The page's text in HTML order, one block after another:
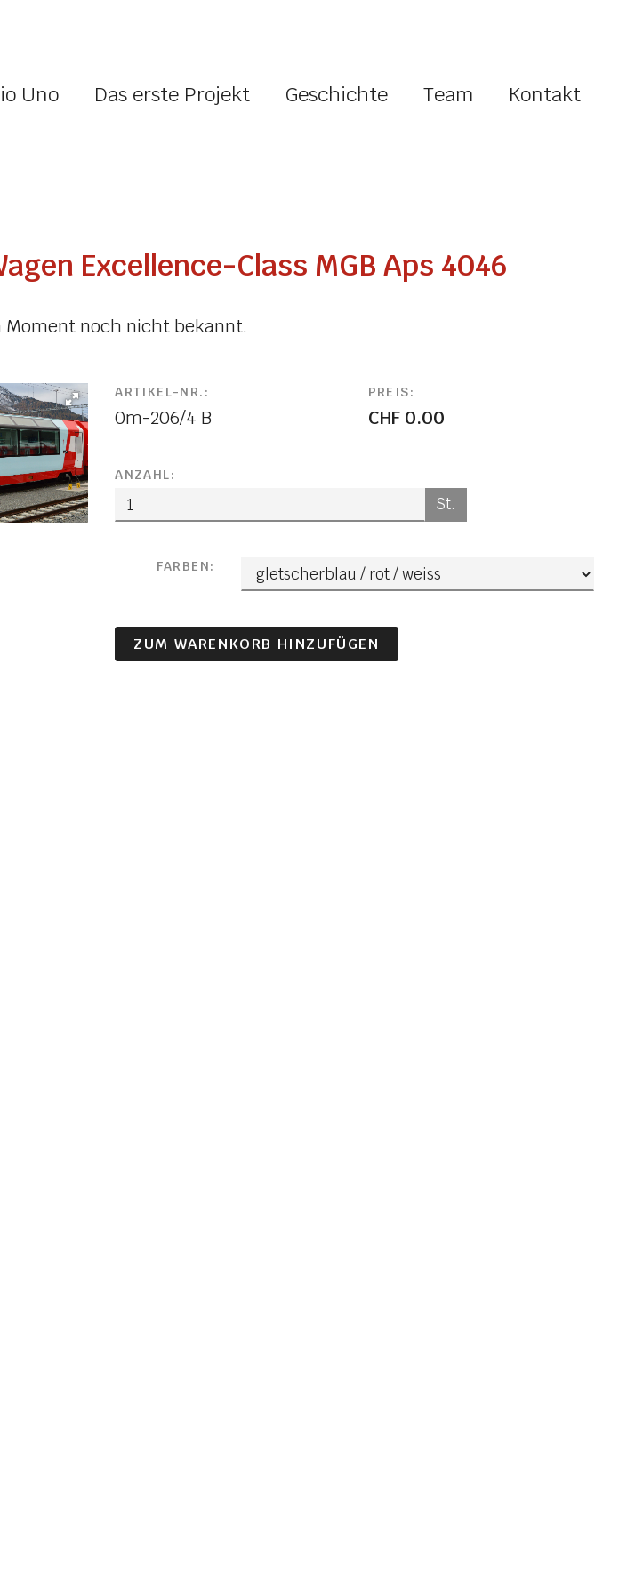
Uno Das erste Projekt Geschichte Team Kontakt
Excellence-Class MGB Aps 4046
noch nicht bekannt.
ARTIKEL-NR.:
0m-206/4 B
PREIS:
CHF 0.00
ANZAHL:
St.
FARBEN:
ZUM WARENKORB HINZUFÜGEN